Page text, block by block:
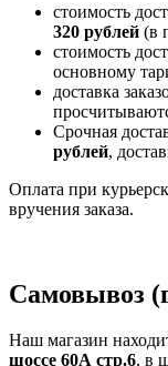
стоимость
320 рублей (в
стоимость
основному
доставка
Срочная
рублей,
Оплата при
вручения заказа.
Самовывоз
Наш магазин
шоссе 60А стр.6, в